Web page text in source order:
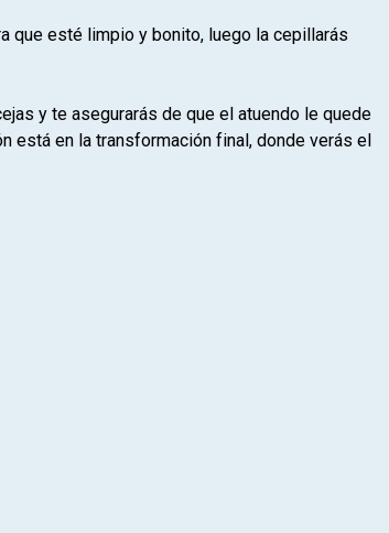
que esté limpio y bonito, luego la cepillarás
y te asegurarás de que el atuendo le quede
está en la transformación final, donde verás el